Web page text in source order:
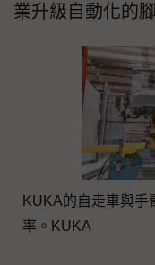
業升級自動化的
KUKA的自走車與手
率。KUKA